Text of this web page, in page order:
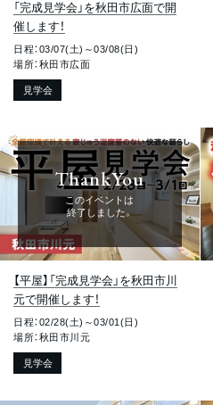
「完成見学会」を秋田市広面で開
催します！
日程：03/07(土)～03/08(日)
場所：秋田市広面
見学会
ThankYou
このイベントは
終了しました。
【平屋】「完成見学会」を秋田市川
元で開催します！
日程：02/28(土)～03/01(日)
場所：秋田市川元
見学会